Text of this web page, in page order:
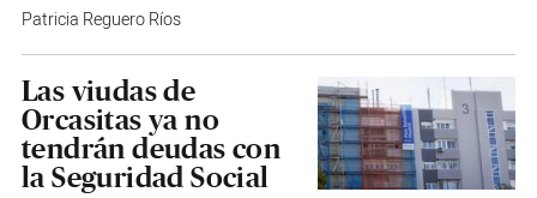
Patricia Reguero Ríos
Las viudas de
Orcasitas ya no
tendrán deudas con
la Seguridad Social